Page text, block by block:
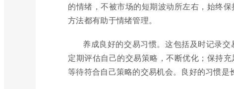
的情绪，不被市场的短期波动所左右，始终
方法都有助于情绪管理。
养成良好的交易习惯。这包括及时记录
定期评估自己的交易策略，不断优化；保持
等待符合自己策略的交易机会。良好的习惯是